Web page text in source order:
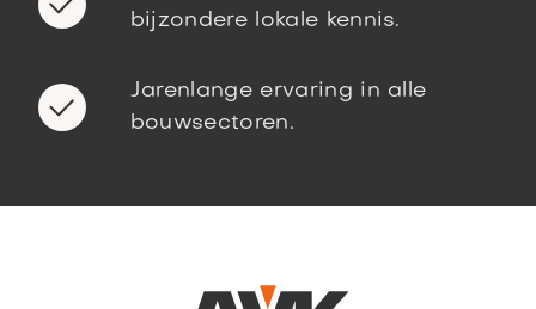
bijzondere lokale kennis.
Jarenlange ervaring in alle
bouwsectoren.